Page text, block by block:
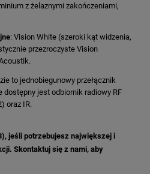
z żelaznymi zakończeniami,
: Vision White (szeroki kąt widzenia,
przezroczyste Vision
.
to jednobiegunowy przełącznik
dostępny jest odbiornik radiowy RF
oraz IR.
jeśli potrzebujesz największej i
Skontaktuj się z nami, aby